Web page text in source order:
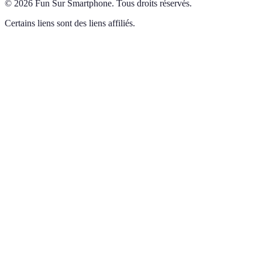
© 2026 Fun Sur Smartphone. Tous droits réservés.
Certains liens sont des liens affiliés.